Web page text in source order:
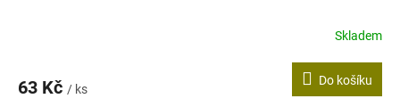
Skladem
63 Kč / ks
Do košíku